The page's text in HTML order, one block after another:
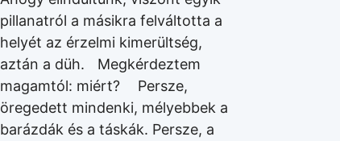
pillanatról a másikra felváltotta a
helyét az érzelmi kimerültség,
aztán a düh. Megkérdeztem
magamtól: miért? Persze,
öregedett mindenki, mélyebbek a
barázdák és a táskák. Persze, a